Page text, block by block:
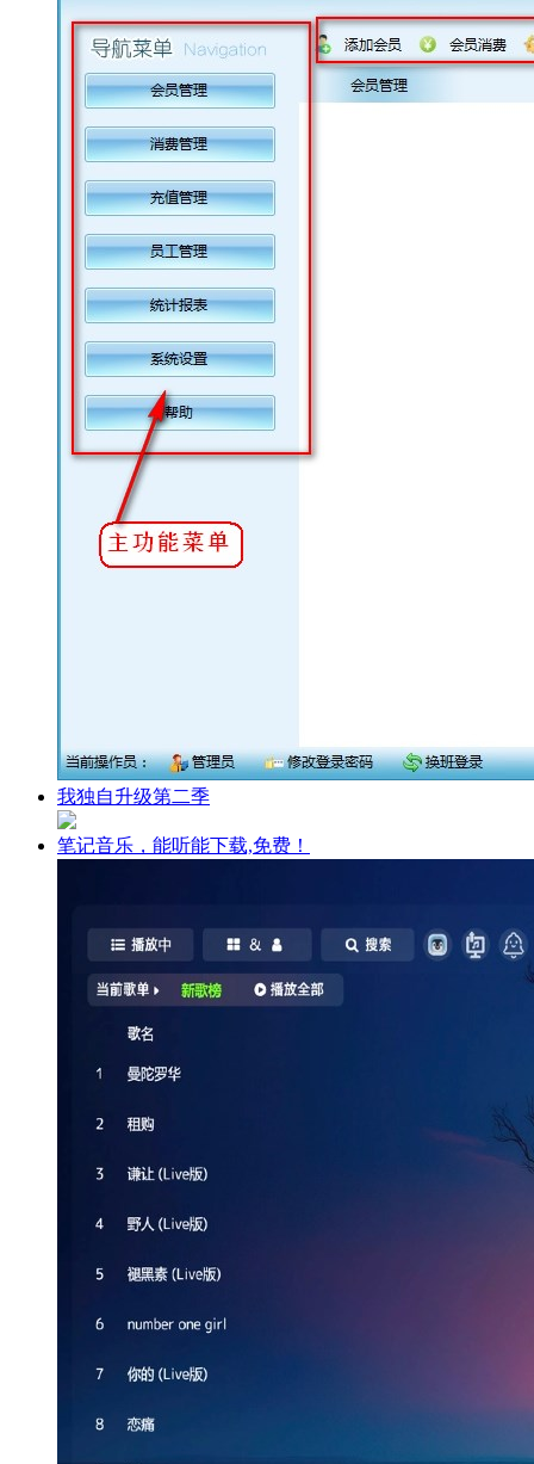
我独自升级第二季
笔记音乐，能听能下载,免费！